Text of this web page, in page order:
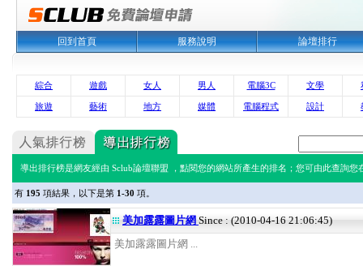
回到首頁 服務說明 論壇排行
綜合 遊戲 女人 男人 電腦3C 文學
旅遊 藝術 地方 媒體 電腦程式 設計
導出排行榜是網友經由 Sclub論壇聯盟 ，點閱您的網站所產生的排名；您可由此查詢您
有 195 項結果，以下是第 1-30 項。
美加露露圖片網 Since : (2010-04-16 21:06:45)
美加露露圖片網 ...